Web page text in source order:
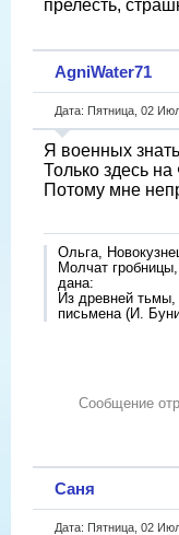
прелесть,
AgniWater71
Дата: Пятница, 02
Я военных
Только здесь
Потому мне
Ольга,
Молчат
дана:
Из древней
письмена (И.
Сообщение
Саня
Дата: Пятница, 02